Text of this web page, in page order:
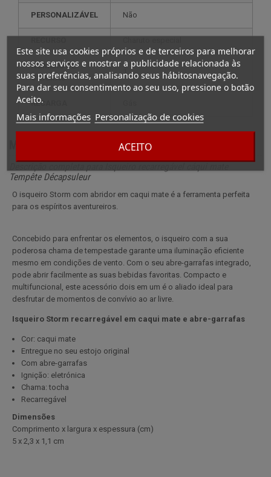
Este site usa cookies próprios e de terceiros para melhorar
nossos serviços e mostrar a publicidade relacionada às
suas preferências, analisando seus hábitosnavegação.
Para dar seu consentimento ao seu uso, pressione o botão
Aceito.
Mais informações Personalização de cookies
ACEITO
PERSONALIZÁVEL não
NÚMERO DE
CHAMAS
1
RECARGA
Tempête Décapsuleur
O isqueiro Storm com abridor em caqui mate é a ferramenta perfeita
para os espíritos aventureiros.
Concebido para enfrentar os elementos, o isqueiro com a sua
poderosa chama de tempestade garante uma iluminação eficiente
mesmo em condições de vento. Com o seu abre-garrafas integrado,
pode abrir facilmente as suas bebidas favoritas. Compacto e
multifuncional, este acessório dois em um é o aliado ideal para
desfrutar de momentos de convívio ao ar livre.
Isqueiro Storm recarregável em caqui mate e abre-garrafas
Cor: caqui mate
Entregue no seu estojo original
Com abre-garrafas
Ignição: eletrónica
Chama: tocha
Recarregável
Dimensões
Comprimento x largura x espessura (cm)
5 x 2,3 x 1,1 cm